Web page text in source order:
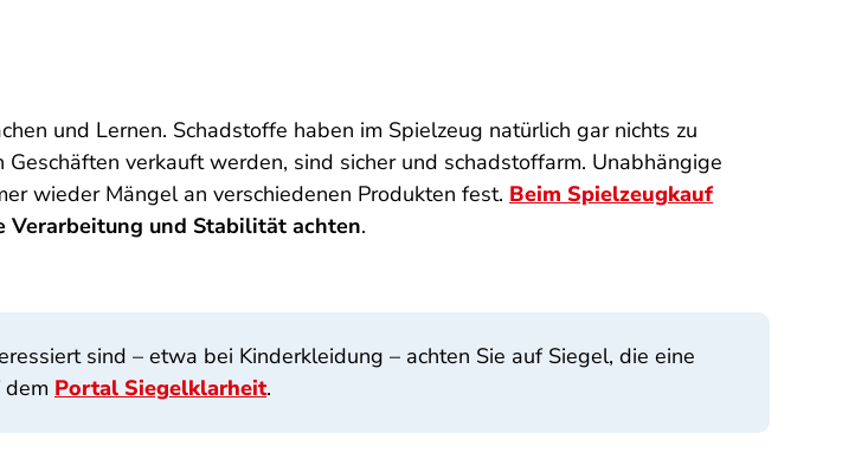
und Lernen. Schadstoffe haben im Spielzeug natürlich gar nichts zu
verkauft werden, sind sicher und schadstoffarm. Unabhängige
wieder Mängel an verschiedenen Produkten fest. Beim Spielzeugkauf
und Stabilität achten.
sind – etwa bei Kinderkleidung – achten Sie auf Siegel, die eine
Portal Siegelklarheit.